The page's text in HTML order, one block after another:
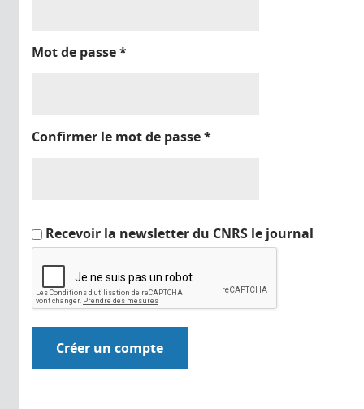
Mot de passe*
Confirmer le mot de passe*
Recevoir la newsletter du CNRS le journal